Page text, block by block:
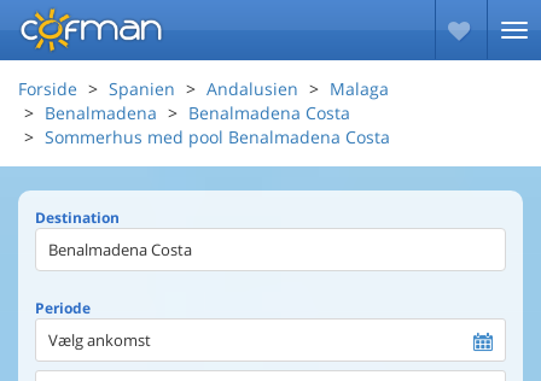
Forside Spanien Andalusien
Malaga
Benalmadena
Benalmadena Costa
Sommerhus med pool Benalmadena Costa
Destination
Periode
Vælg ankomst